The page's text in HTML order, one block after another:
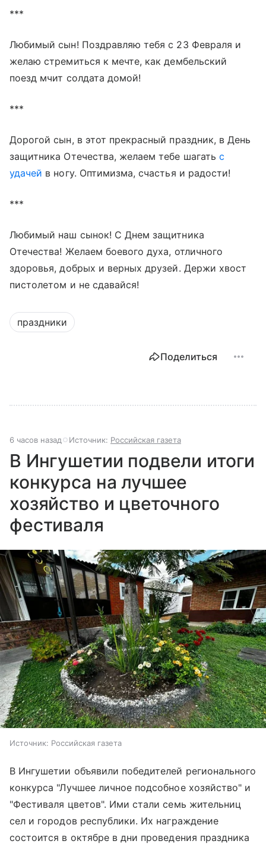
***
Любимый сын! Поздравляю тебя с 23 Февраля и
желаю стремиться к мечте, как дембельский
поезд мчит солдата домой!
***
Дорогой сын, в этот прекрасный праздник, в День
защитника Отечества, желаем тебе шагать с
удачей в ногу. Оптимизма, счастья и радости!
***
Любимый наш сынок! С Днем защитника
Отечества! Желаем боевого духа, отличного
здоровья, добрых и верных друзей. Держи хвост
пистолетом и не сдавайся!
праздники
Поделиться
6 часов назад Источник: Российская газета
В Ингушетии подвели итоги
конкурса на лучшее
хозяйство и цветочного
фестиваля
Источник: Российская газета
В Ингушетии объявили победителей регионального
конкурса "Лучшее личное подсобное хозяйство" и
"Фестиваля цветов". Ими стали семь жительниц
сел и городов республики. Их награждение
состоится в октябре в дни проведения праздника